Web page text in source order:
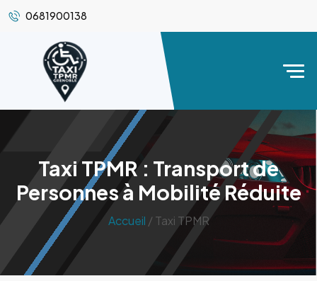
0681900138
Taxi TPMR : Transport de
Personnes à Mobilité Réduite
Accueil / Taxi TPMR